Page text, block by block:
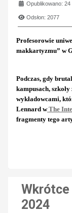
Opublikowano: 24
Odsłon: 2077
Profesorowie
makkartyzmu” w
Podczas, gdy
kampusach,
wykładowcami,
Lennard wThe
fragmenty tego
2024